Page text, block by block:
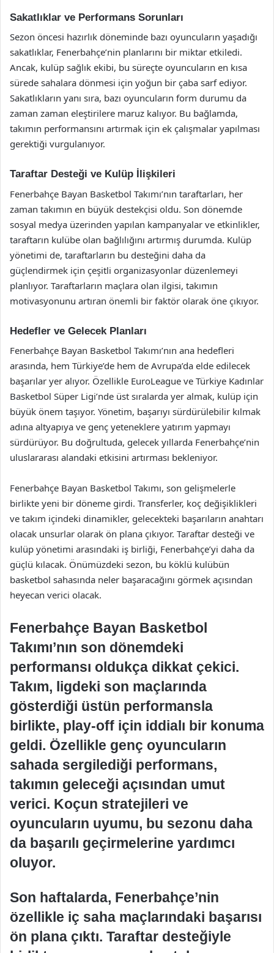
Sakatlıklar ve Performans Sorunları
Sezon öncesi hazırlık döneminde bazı oyuncuların yaşadığı
sakatlıklar, Fenerbahçe’nin planlarını bir miktar etkiledi.
Ancak, kulüp sağlık ekibi, bu süreçte oyuncuların en kısa
sürede sahalara dönmesi için yoğun bir çaba sarf ediyor.
Sakatlıkların yanı sıra, bazı oyuncuların form durumu da
zaman zaman eleştirilere maruz kalıyor. Bu bağlamda,
takımın performansını artırmak için ek çalışmalar yapılması
gerektiği vurgulanıyor.
Taraftar Desteği ve Kulüp İlişkileri
Fenerbahçe Bayan Basketbol Takımı’nın taraftarları, her
zaman takımın en büyük destekçisi oldu. Son dönemde
sosyal medya üzerinden yapılan kampanyalar ve etkinlikler,
taraftarın kulübe olan bağlılığını artırmış durumda. Kulüp
yönetimi de, taraftarların bu desteğini daha da
güçlendirmek için çeşitli organizasyonlar düzenlemeyi
planlıyor. Taraftarların maçlara olan ilgisi, takımın
motivasyonunu artıran önemli bir faktör olarak öne çıkıyor.
Hedefler ve Gelecek Planları
Fenerbahçe Bayan Basketbol Takımı’nın ana hedefleri
arasında, hem Türkiye’de hem de Avrupa’da elde edilecek
başarılar yer alıyor. Özellikle EuroLeague ve Türkiye Kadınlar
Basketbol Süper Ligi’nde üst sıralarda yer almak, kulüp için
büyük önem taşıyor. Yönetim, başarıyı sürdürülebilir kılmak
adına altyapıya ve genç yeteneklere yatırım yapmayı
sürdürüyor. Bu doğrultuda, gelecek yıllarda Fenerbahçe’nin
uluslararası alandaki etkisini artırması bekleniyor.
Fenerbahçe Bayan Basketbol Takımı, son gelişmelerle
birlikte yeni bir döneme girdi. Transferler, koç değişiklikleri
ve takım içindeki dinamikler, gelecekteki başarıların anahtarı
olacak unsurlar olarak ön plana çıkıyor. Taraftar desteği ve
kulüp yönetimi arasındaki iş birliği, Fenerbahçe’yi daha da
güçlü kılacak. Önümüzdeki sezon, bu köklü kulübün
basketbol sahasında neler başaracağını görmek açısından
heyecan verici olacak.
Fenerbahçe Bayan Basketbol
Takımı’nın son dönemdeki
performansı oldukça dikkat çekici.
Takım, ligdeki son maçlarında
gösterdiği üstün performansla
birlikte, play-off için iddialı bir konuma
geldi. Özellikle genç oyuncuların
sahada sergilediği performans,
takımın geleceği açısından umut
verici. Koçun stratejileri ve
oyuncuların uyumu, bu sezonu daha
da başarılı geçirmelerine yardımcı
oluyor.
Son haftalarda, Fenerbahçe’nin
özellikle iç saha maçlarındaki başarısı
ön plana çıktı. Taraftar desteğiyle